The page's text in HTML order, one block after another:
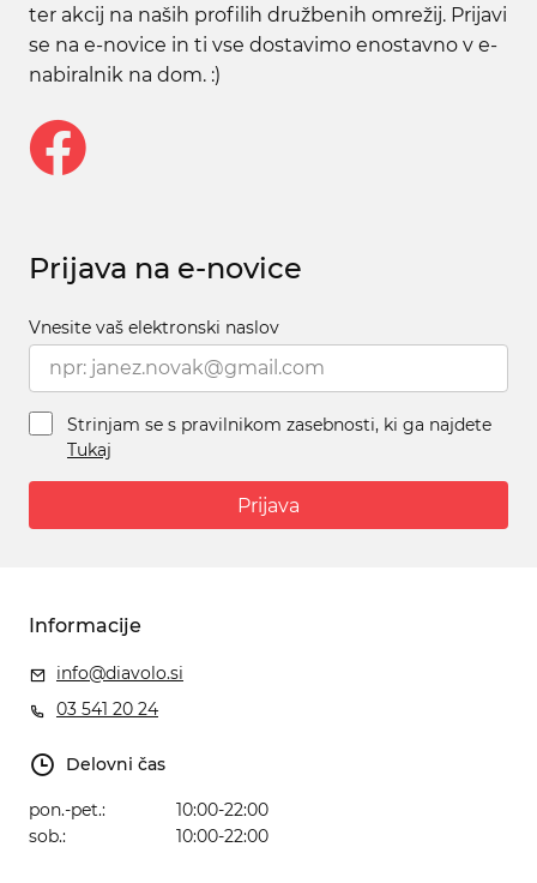
ter akcij na naših profilih družbenih omrežij. Prijavi
se na e-novice in ti vse dostavimo enostavno v e-
nabiralnik na dom. :)
Prijava na e-novice
Vnesite vaš elektronski naslov
Strinjam se s pravilnikom zasebnosti, ki ga najdete
Tukaj
Prijava
Informacije
info@diavolo.si
03 541 20 24
Delovni čas
pon.-pet.:
10:00-22:00
sob.:
10:00-22:00